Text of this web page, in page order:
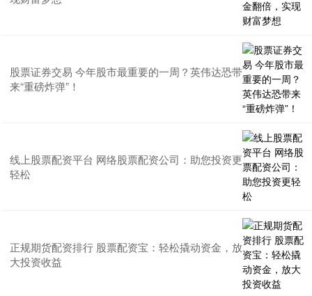
股票证券交易 今年股市最重要的一周？英伟达恐带
来“重磅炸弹”！
线上股票配资平台 网络股票配资公司：助您投资更
轻松
正规期货配资排行 股票配资宝：轻松撬动资金，放
大投资收益